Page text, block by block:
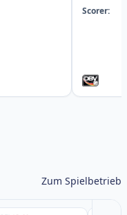
Scorer:
Zum Spielbetrieb